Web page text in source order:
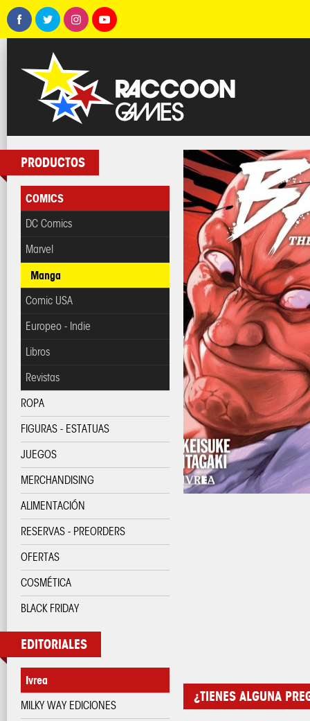
PRODUCTOS
COMICS
DC Comics
Marvel
Manga
Comic USA
Europeo - Indie
Libros
Revistas
ROPA
FIGURAS - ESTATUAS
JUEGOS
MERCHANDISING
ALIMENTACIÓN
RESERVAS - PREORDERS
OFERTAS
COSMÉTICA
BLACK FRIDAY
EDITORIALES
Ivrea
MILKY WAY EDICIONES
¿TIENES ALGUNA